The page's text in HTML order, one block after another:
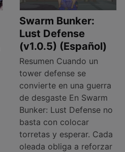
Swarm Bunker:
Lust Defense
(v1.0.5) (Español)
Resumen Cuando un
tower defense se
convierte en una guerra
de desgaste En Swarm
Bunker: Lust Defense no
basta con colocar
torretas y esperar. Cada
oleada obliga a reforzar